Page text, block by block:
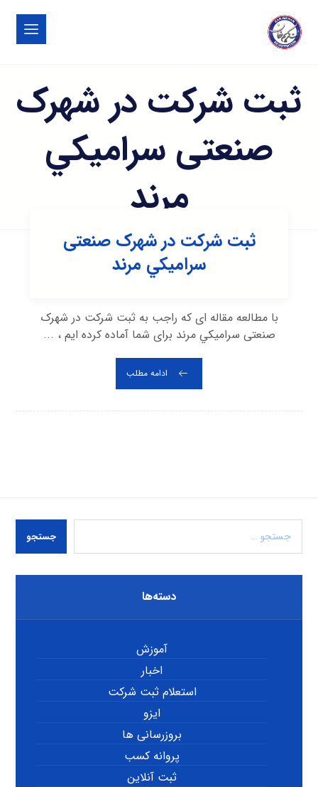
ثبت شرکت در شهرک
صنعتی سراميكي
مرند
ثبت شرکت در شهرک صنعتی
سراميكي مرند
با مطالعه مقاله ای که راجب به ثبت شرکت در شهرک
صنعتی سراميكي مرند برای شما آماده کرده ایم ، ...
ادامه مطلب
جستجو
دسته‌ها
آموزش
اخبار
استعلام ثبت شرکت
ایزو
بروزرسانی ها
پروانه کسب
ثبت آنلاین